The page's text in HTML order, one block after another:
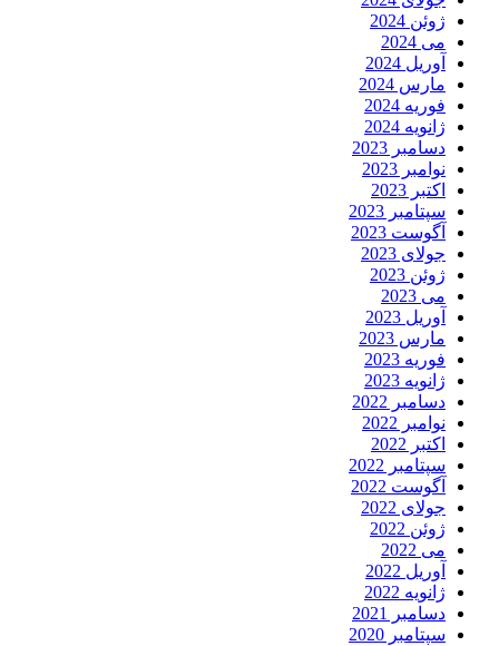
ژوئن 2024
می 2024
آوریل 2024
مارس 2024
فوریه 2024
ژانویه 2024
دسامبر 2023
نوامبر 2023
اکتبر 2023
سپتامبر 2023
آگوست 2023
جولای 2023
ژوئن 2023
می 2023
آوریل 2023
مارس 2023
فوریه 2023
ژانویه 2023
دسامبر 2022
نوامبر 2022
اکتبر 2022
سپتامبر 2022
آگوست 2022
جولای 2022
ژوئن 2022
می 2022
آوریل 2022
ژانویه 2022
دسامبر 2021
سپتامبر 2020